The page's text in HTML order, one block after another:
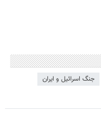
جنگ اسرائیل و ایران